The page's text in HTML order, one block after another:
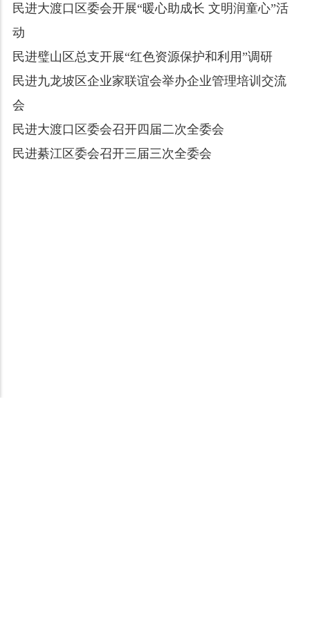
民进大渡口区委会开展“暖心助成长 文明润童心”活
动
民进璧山区总支开展“红色资源保护和利用”调研
民进九龙坡区企业家联谊会举办企业管理培训交流
会
民进大渡口区委会召开四届二次全委会
民进綦江区委会召开三届三次全委会